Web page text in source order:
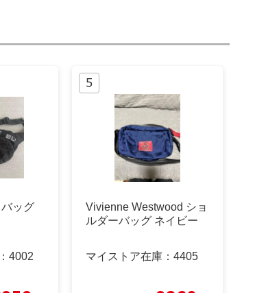
ッグ
4002
Vivienne Westwood ショ
ルダーバッグ ネイビー
マイストア在庫： 4405